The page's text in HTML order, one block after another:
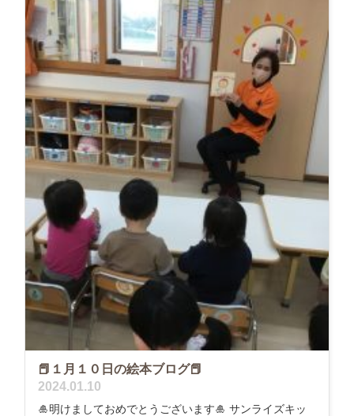
📕１月１０日の絵本ブログ📕
2024.01.10
🎍明けましておめでとうございます🎍 サンライズキッ